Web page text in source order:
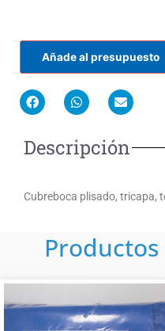
Añade al presupuesto
F
a
b
o
W
h
s
a
E
n
l
o
Descripción
Cubreboca plisado, tricapa,